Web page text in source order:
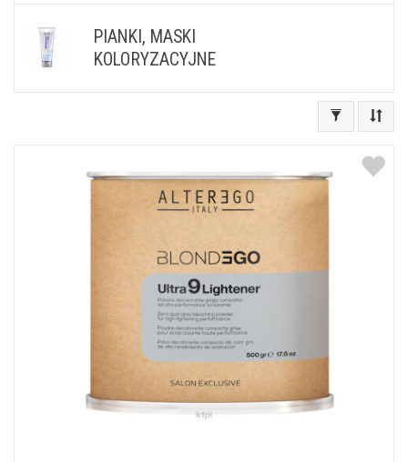
dostępne są z różnymi stężeniami,
odpowiedniego do każdego rodzaju farb.
która zapewnia bezpieczne, a zarazem
równomierne rozprowadzenie na włosach,
do 9 tonów. Dekoloryzacja pomaga
pozbyć się niechcianego koloru włosów, a
płukanki nadadzą odcieniowi blond ton
niebieski, różowy bądź srebrny. W naszej
dostępne są również systemy plex,
pozwalające chronić włosy podczas
koloryzacji, korektory retuszujące odrosty,
pianki oraz maski koloryzujące, a także
zmywacze farby ze skóry. Nasz sklep
internetowy pozwala zaopatrzyć Państwa
salon najlepszymi profesjonalnymi
produktami marek tj. Allwaves, Matrix, Ce-
Ce, Prosalon, Alfaparf, Loreal
Professionnel, Subrina, Wella, Londa,
PIANKI, MASKI
KOLORYZACYJNE